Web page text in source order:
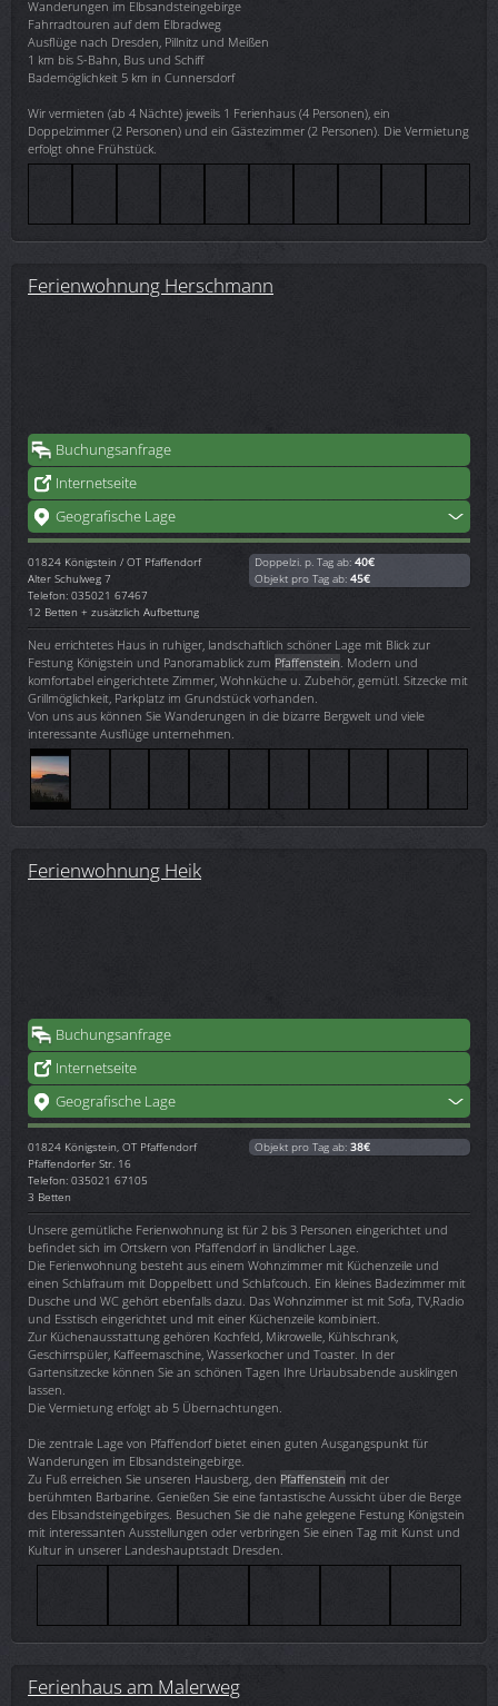
Wanderungen im Elbsandsteingebirge
Fahrradtouren auf dem Elbradweg
Ausflüge nach Dresden, Pillnitz und Meißen
1 km bis S-Bahn, Bus und Schiff
Bademöglichkeit 5 km in Cunnersdorf
Wir vermieten (ab 4 Nächte) jeweils 1 Ferienhaus (4 Personen), ein
Doppelzimmer (2 Personen) und ein Gästezimmer (2 Personen). Die Vermietung
erfolgt ohne Frühstück.
Ferienwohnung Herschmann
Buchungsanfrage
Internetseite
Geografische Lage
01824 Königstein / OT Pfaffendorf
Alter Schulweg 7
Telefon: 035021 67467
12 Betten + zusätzlich Aufbettung
Doppelzi. p. Tag ab: 40€
Objekt pro Tag ab: 45€
Neu errichtetes Haus in ruhiger, landschaftlich schöner Lage mit Blick zur
Festung Königstein und Panoramablick zum Pfaffenstein . Modern und
komfortabel eingerichtete Zimmer, Wohnküche u. Zubehör, gemütl. Sitzecke mit
Grillmöglichkeit, Parkplatz im Grundstück vorhanden.
Von uns aus können Sie Wanderungen in die bizarre Bergwelt und viele
interessante Ausflüge unternehmen.
Ferienwohnung Heik
Buchungsanfrage
Internetseite
Geografische Lage
01824 Königstein, OT Pfaffendorf
Pfaffendorfer Str. 16
Telefon: 035021 67105
3 Betten
Objekt pro Tag ab: 38€
Unsere gemütliche Ferienwohnung ist für 2 bis 3 Personen eingerichtet und
befindet sich im Ortskern von Pfaffendorf in ländlicher Lage.
Die Ferienwohnung besteht aus einem Wohnzimmer mit Küchenzeile und
einen Schlafraum mit Doppelbett und Schlafcouch. Ein kleines Badezimmer mit
Dusche und WC gehört ebenfalls dazu. Das Wohnzimmer ist mit Sofa, TV,Radio
und Esstisch eingerichtet und mit einer Küchenzeile kombiniert.
Zur Küchenausstattung gehören Kochfeld, Mikrowelle, Kühlschrank,
Geschirrspüler, Kaffeemaschine, Wasserkocher und Toaster. In der
Gartensitzecke können Sie an schönen Tagen Ihre Urlaubsabende ausklingen
lassen.
Die Vermietung erfolgt ab 5 Übernachtungen.
Die zentrale Lage von Pfaffendorf bietet einen guten Ausgangspunkt für
Wanderungen im Elbsandsteingebirge.
Zu Fuß erreichen Sie unseren Hausberg, den Pfaffenstein mit der
berühmten Barbarine. Genießen Sie eine fantastische Aussicht über die Berge
des Elbsandsteingebirges. Besuchen Sie die nahe gelegene Festung Königstein
mit interessanten Ausstellungen oder verbringen Sie einen Tag mit Kunst und
Kultur in unserer Landeshauptstadt Dresden.
Ferienhaus am Malerweg